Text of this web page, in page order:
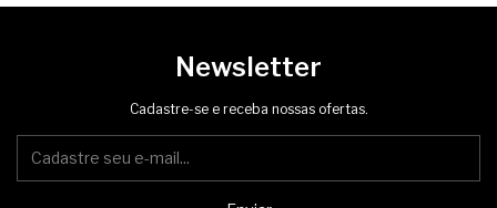
Newsletter
Cadastre-se e receba nossas ofertas.